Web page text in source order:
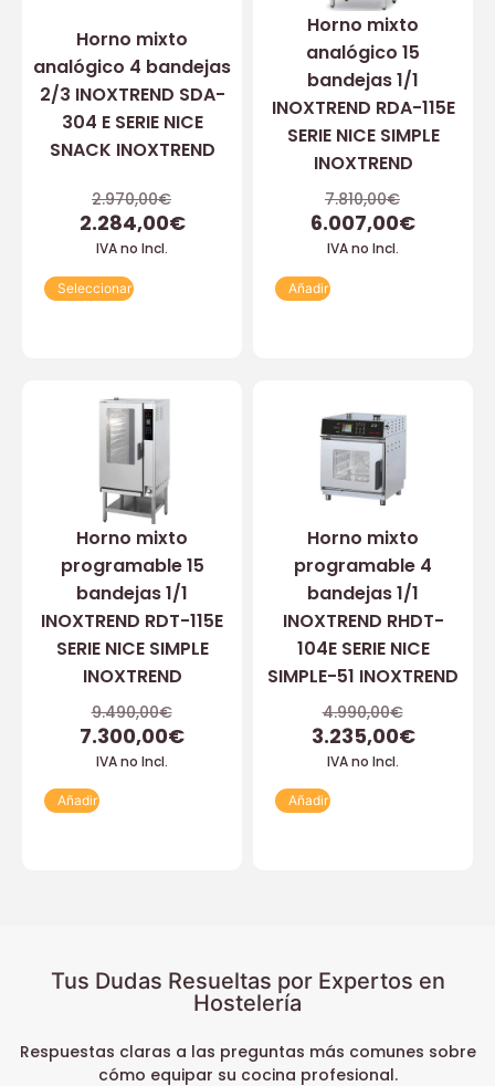
Horno mixto
analógico 4 bandejas
2/3 INOXTREND SDA-
304 E SERIE NICE
SNACK INOXTREND
2.970,00€
2.284,00€
IVA no Incl.
Seleccionar
Horno mixto
analógico 15
bandejas 1/1
INOXTREND RDA-115E
SERIE NICE SIMPLE
INOXTREND
7.810,00€
6.007,00€
IVA no Incl.
Añadir
Horno mixto
programable 15
bandejas 1/1
INOXTREND RDT-115E
SERIE NICE SIMPLE
INOXTREND
9.490,00€
7.300,00€
IVA no Incl.
Añadir
Horno mixto
programable 4
bandejas 1/1
INOXTREND RHDT-
104E SERIE NICE
SIMPLE-51 INOXTREND
4.990,00€
3.235,00€
IVA no Incl.
Añadir
Tus Dudas Resueltas por Expertos en
Hostelería
Respuestas claras a las preguntas más comunes sobre
cómo equipar su cocina profesional.